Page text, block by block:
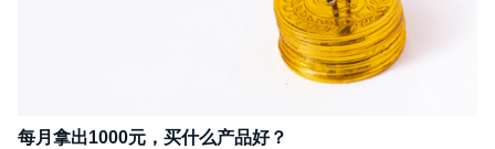
每月拿出1000元，买什么产品好？